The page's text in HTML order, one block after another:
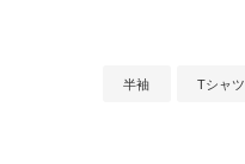
半袖 Tシャツ